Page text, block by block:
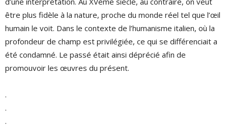
être plus fidèle à la nature, proche du monde réel tel que l’œil
humain le voit. Dans le contexte de l’humanisme italien, où la
profondeur de champ est privilégiée, ce qui se différenciait a
été condamné. Le passé était ainsi déprécié afin de
promouvoir les œuvres du présent.
.
.
.